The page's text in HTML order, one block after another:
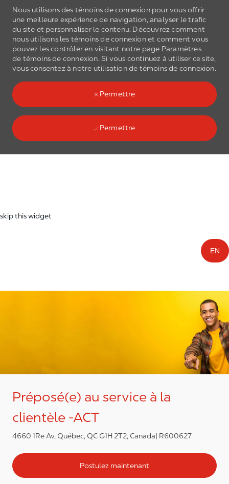
Nous utilisons des témoins de connexion pour vous offrir
une meilleure expérience de navigation, analyser le trafic
du site et personnaliser le contenu. Découvrez comment
nous utilisons les témoins de connexionet comment vous
pouvez les contrôler en visitant notre page Paramètres
de témoins de connexion. Si vous continuez à utiliser ce site,
vous consentez à notre utilisation de témoins de connexion.
Permettre
Permettre
Skip to main content
(0)
skip this widget
EN
Préposé(e) au service à la
clientèle -ACT
4660 1Re Av, Québec, QC G1H 2T2, Canada R600627
Postulez maintenant